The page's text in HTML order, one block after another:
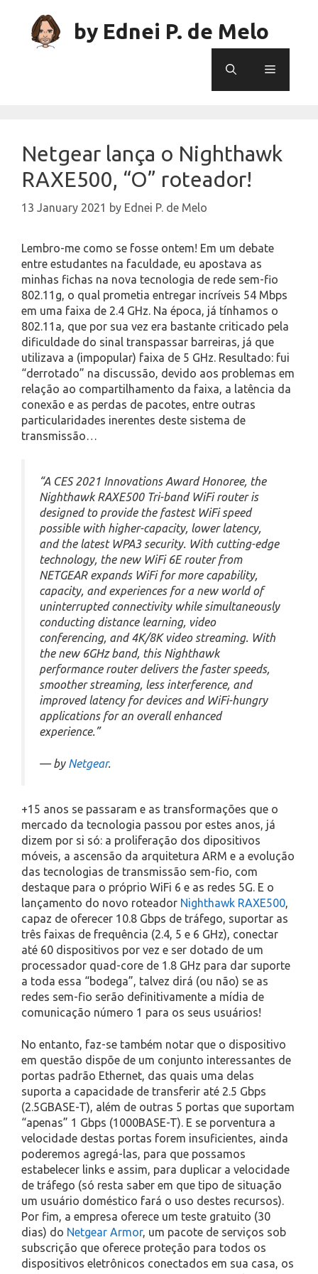
content
by Ednei P. de Melo
Menu
Netgear lança o Nighthawk
RAXE500, “O” roteador!
13 January 2021 by Ednei P. de Melo
Lembro-me como se fosse ontem! Em um debate
entre estudantes na faculdade, eu apostava as
minhas fichas na nova tecnologia de rede sem-fio
802.11g, o qual prometia entregar incríveis 54 Mbps
em uma faixa de 2.4 GHz. Na época, já tínhamos o
802.11a, que por sua vez era bastante criticado pela
dificuldade do sinal transpassar barreiras, já que
utilizava a (impopular) faixa de 5 GHz. Resultado: fui
“derrotado” na discussão, devido aos problemas em
relação ao compartilhamento da faixa, a latência da
conexão e as perdas de pacotes, entre outras
particularidades inerentes deste sistema de
transmissão…
“A CES 2021 Innovations Award Honoree, the
Nighthawk RAXE500 Tri-band WiFi router is
designed to provide the fastest WiFi speed
possible with higher-capacity, lower latency,
and the latest WPA3 security. With cutting-edge
technology, the new WiFi 6E router from
NETGEAR expands WiFi for more capability,
capacity, and experiences for a new world of
uninterrupted connectivity while simultaneously
conducting distance learning, video
conferencing, and 4K/8K video streaming. With
the new 6GHz band, this Nighthawk
performance router delivers the faster speeds,
smoother streaming, less interference, and
improved latency for devices and WiFi-hungry
applications for an overall enhanced
experience.”
— by Netgear.
+15 anos se passaram e as transformações que o
mercado da tecnologia passou por estes anos, já
dizem por si só: a proliferação dos dipositivos
móveis, a ascensão da arquitetura ARM e a evolução
das tecnologias de transmissão sem-fio, com
destaque para o próprio WiFi 6 e as redes 5G. E o
lançamento do novo roteador Nighthawk RAXE500,
capaz de oferecer 10.8 Gbps de tráfego, suportar as
três faixas de frequência (2.4, 5 e 6 GHz), conectar
até 60 dispositivos por vez e ser dotado de um
processador quad-core de 1.8 GHz para dar suporte
a toda essa “bodega”, talvez dirá (ou não) se as
redes sem-fio serão definitivamente a mídia de
comunicação número 1 para os seus usuários!
No entanto, faz-se também notar que o dispositivo
em questão dispõe de um conjunto interessantes de
portas padrão Ethernet, das quais uma delas
suporta a capacidade de transferir até 2.5 Gbps
(2.5GBASE-T), além de outras 5 portas que suportam
“apenas” 1 Gbps (1000BASE-T). E se porventura a
velocidade destas portas forem insuficientes, ainda
poderemos agregá-las, para que possamos
estabelecer links e assim, para duplicar a velocidade
de tráfego (só resta saber em que tipo de situação
um usuário doméstico fará o uso destes recursos).
Por fim, a empresa oferece um teste gratuito (30
dias) do Netgear Armor, um pacote de serviços sob
subscrição que oferece proteção para todos os
dispositivos eletrônicos conectados em sua casa, os